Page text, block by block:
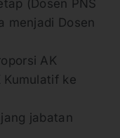
(Dosen PNS
menjadi Dosen
AK
Kumulatif ke
jabatan